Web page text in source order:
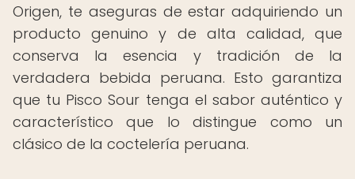
Origen, te aseguras de estar adquiriendo un
producto genuino y de alta calidad, que
conserva la esencia y tradición de la
verdadera bebida peruana. Esto garantiza
que tu Pisco Sour tenga el sabor auténtico y
característico que lo distingue como un
clásico de la coctelería peruana.